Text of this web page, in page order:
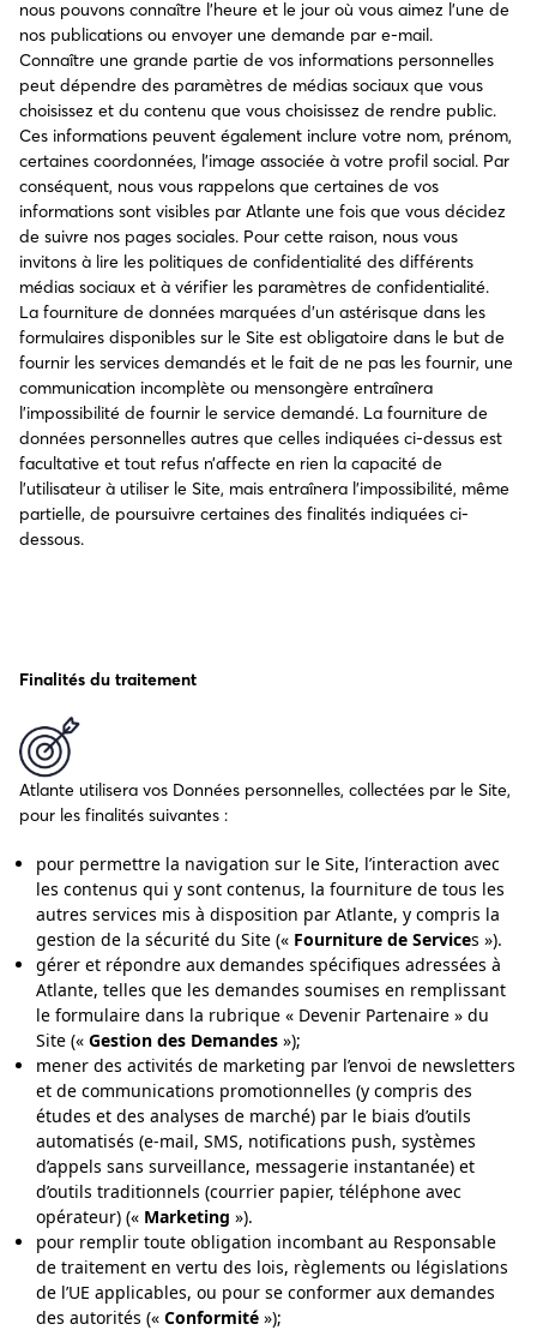
nous pouvons connaître l’heure et le jour où vous aimez l’une de
nos publications ou envoyer une demande par e-mail.
Connaître une grande partie de vos informations personnelles
peut dépendre des paramètres de médias sociaux que vous
choisissez et du contenu que vous choisissez de rendre public.
Ces informations peuvent également inclure votre nom, prénom,
certaines coordonnées, l’image associée à votre profil social. Par
conséquent, nous vous rappelons que certaines de vos
informations sont visibles par Atlante une fois que vous décidez
de suivre nos pages sociales. Pour cette raison, nous vous
invitons à lire les politiques de confidentialité des différents
médias sociaux et à vérifier les paramètres de confidentialité.
La fourniture de données marquées d’un astérisque dans les
formulaires disponibles sur le Site est obligatoire dans le but de
fournir les services demandés et le fait de ne pas les fournir, une
communication incomplète ou mensongère entraînera
l’impossibilité de fournir le service demandé. La fourniture de
données personnelles autres que celles indiquées ci-dessus est
facultative et tout refus n’affecte en rien la capacité de
l’utilisateur à utiliser le Site, mais entraînera l’impossibilité, même
partielle, de poursuivre certaines des finalités indiquées ci-
dessous.
Finalités du traitement
Atlante utilisera vos Données personnelles, collectées par le Site,
pour les finalités suivantes :
pour permettre la navigation sur le Site, l’interaction avec
les contenus qui y sont contenus, la fourniture de tous les
autres services mis à disposition par Atlante, y compris la
gestion de la sécurité du Site (« Fourniture de Services »).
gérer et répondre aux demandes spécifiques adressées à
Atlante, telles que les demandes soumises en remplissant
le formulaire dans la rubrique « Devenir Partenaire » du
Site (« Gestion des Demandes »);
mener des activités de marketing par l’envoi de newsletters
et de communications promotionnelles (y compris des
études et des analyses de marché) par le biais d’outils
automatisés (e-mail, SMS, notifications push, systèmes
d’appels sans surveillance, messagerie instantanée) et
d’outils traditionnels (courrier papier, téléphone avec
opérateur) (« Marketing »).
pour remplir toute obligation incombant au Responsable
de traitement en vertu des lois, règlements ou législations
de l’UE applicables, ou pour se conformer aux demandes
des autorités (« Conformité »);